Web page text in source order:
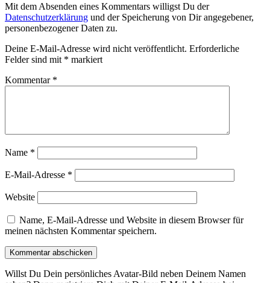
Mit dem Absenden eines Kommentars willigst Du der
Datenschutzerklärung und der Speicherung von Dir angegebener,
personenbezogener Daten zu.
Deine E-Mail-Adresse wird nicht veröffentlicht. Erforderliche
Felder sind mit * markiert
Kommentar *
Name *
E-Mail-Adresse *
Website
Name, E-Mail-Adresse und Website in diesem Browser für
meinen nächsten Kommentar speichern.
Willst Du Dein persönliches Avatar-Bild neben Deinem Namen